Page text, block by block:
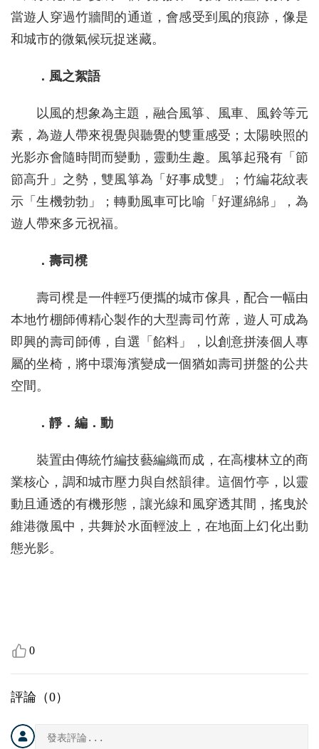
當遊人穿過竹牆間的通道，會感受到風的痕跡，像是
和城市的微氣候玩捉迷藏。
．風之絮語
以風的想象為主題，融合風箏、風車、風鈴等元
素，為遊人帶來視覺與聽覺的雙重感受；太陽映照的
光影亦會隨時間而變動，靈動生趣。風箏起飛有「節
節高升」之勢，雙風箏為「好事成雙」；竹編花紋表
示「生機勃勃」；轉動風車可比喻「好運綿綿」，為
遊人帶來多元祝福。
．壽司櫈
壽司櫈是一件輕巧便攜的城市傢具，配合一幅由
本地竹棚師傅精心製作的大型壽司竹蓆，遊人可成為
即興的壽司師傅，自選「餡料」，以創意拼湊個人專
屬的坐椅，將中環海濱變成一個猶如壽司拼盤的公共
空間。
．靜．編．動
裝置由傳統竹編技藝編織而成，在高樓林立的商
業核心，調和城市壓力與自然韻律。這個竹亭，以靈
動且通透的有機形態，讓光線和風穿透其間，搖曳於
維港微風中，共舞於水面輕波上，在地面上幻化出動
態光影。
0
評論（0）